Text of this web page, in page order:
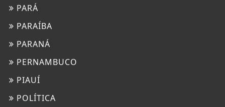
PARÁ
PARAÍBA
PARANÁ
PERNAMBUCO
PIAUÍ
POLÍTICA